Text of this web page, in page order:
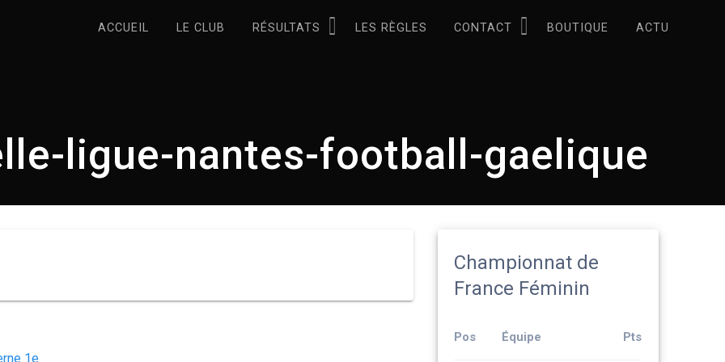
ACCUEIL LE CLUB RÉSULTATS LES RÈGLES CONTACT BOUTIQUE ACTU
ligue-nantes-football-gaelique
1e
Championnat de
France Féminin
Pos Équipe Pts